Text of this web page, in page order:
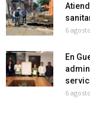
6
En
6